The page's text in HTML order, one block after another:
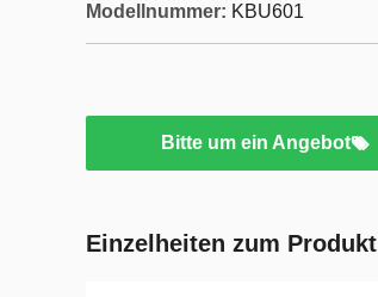
Modellnummer: KBU601
Bitte um ein Angebot
Einzelheiten zum Produkt